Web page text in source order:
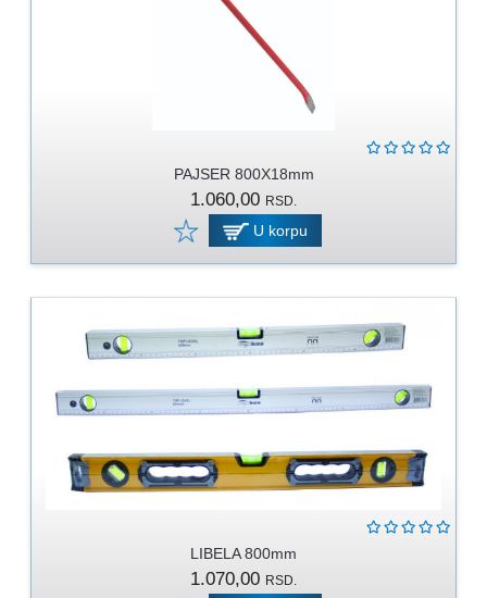
PAJSER 800X18mm
1.060,00 RSD.
U korpu
LIBELA 800mm
1.070,00 RSD.